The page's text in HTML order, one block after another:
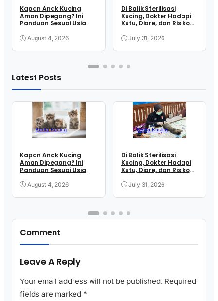
Kapan Anak Kucing
Aman Dipegang? Ini
Panduan Sesuai Usia
August 4, 2026
Di Balik Sterilisasi
Kucing, Dokter Hadapi
Kutu, Diare, dan Risiko
July 31, 2026
Latest Posts
Berita Kucing
Kapan Anak Kucing
Aman Dipegang? Ini
Panduan Sesuai Usia
August 4, 2026
Berita Kucing
Di Balik Sterilisasi
Kucing, Dokter Hadapi
Kutu, Diare, dan Risiko
July 31, 2026
Comment
Leave A Reply
Your email address will not be published. Required
fields are marked *